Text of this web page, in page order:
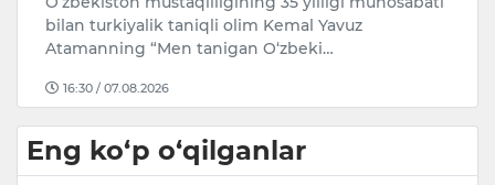
bilan turkiyalik taniqli olim Kemal Yavuz
Atamanning “Men tanigan O‘zbeki…
16:30 / 07.08.2026
Eng ko‘p o‘qilganlar